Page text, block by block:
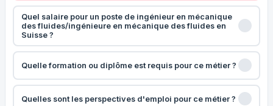
Quel salaire pour un poste de ingénieur en mécanique
des fluides/ingénieure en mécanique des fluides en
Suisse ?
Quelle formation ou diplôme est requis pour ce métier ?
Quelles sont les perspectives d'emploi pour ce métier ?